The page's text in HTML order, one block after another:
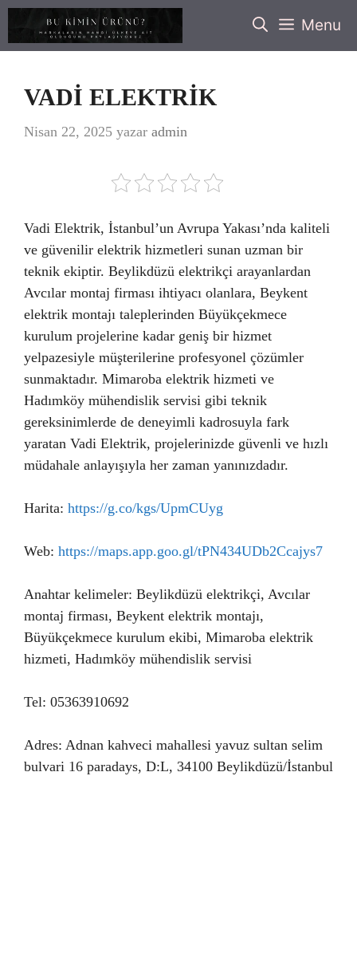
İçeriğe
Menu
VADİ ELEKTRİK
Nisan 22, 2025 yazar admin
Vadi Elektrik, İstanbul’un Avrupa Yakası’nda kaliteli
ve güvenilir elektrik hizmetleri sunan uzman bir
teknik ekiptir. Beylikdüzü elektrikçi arayanlardan
Avcılar montaj firması ihtiyacı olanlara, Beykent
elektrik montajı taleplerinden Büyükçekmece
kurulum projelerine kadar geniş bir hizmet
yelpazesiyle müşterilerine profesyonel çözümler
sunmaktadır. Mimaroba elektrik hizmeti ve
Hadımköy mühendislik servisi gibi teknik
gereksinimlerde de deneyimli kadrosuyla fark
yaratan Vadi Elektrik, projelerinizde güvenli ve hızlı
müdahale anlayışıyla her zaman yanınızdadır.
Harita: https://g.co/kgs/UpmCUyg
Web: https://maps.app.goo.gl/tPN434UDb2Ccajys7
Anahtar kelimeler: Beylikdüzü elektrikçi, Avcılar
montaj firması, Beykent elektrik montajı,
Büyükçekmece kurulum ekibi, Mimaroba elektrik
hizmeti, Hadımköy mühendislik servisi
Tel: 05363910692
Adres: Adnan kahveci mahallesi yavuz sultan selim
bulvari 16 paradays, D:L, 34100 Beylikdüzü/İstanbul